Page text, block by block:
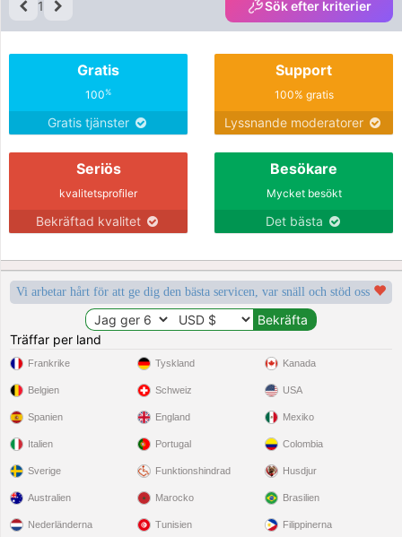
1 Sök efter kriterier
Gratis
100%
Gratis tjänster
Support
100% gratis
Lyssnande moderatorer
Seriös
kvalitetsprofiler
Bekräftad kvalitet
Besökare
Mycket besökt
Det bästa
Vi arbetar hårt för att ge dig den bästa servicen, var snäll och stöd oss
Träffar per land
Frankrike
Belgien
Spanien
Italien
Sverige
Tyskland
Schweiz
England
Portugal
Funktionshindrad
Kanada
USA
Mexiko
Colombia
Husdjur
Australien
Nederländerna
Marocko
Tunisien
Brasilien
Filippinerna